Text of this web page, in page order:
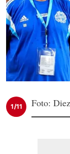
1/11 Foto: Diez